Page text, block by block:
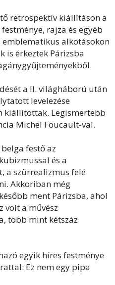
retrospektív kiállításon a
rajza és egyéb
alkotásokon
is érkeztek Párizsba
a II. világháború után
levelezése
kiállítottak. Legismertebb
Michel Foucault-val.
festő az
és a
a szürrealizmus felé
Akkoriban még
ment Párizsba, ahol
volt a művész
több mint kétszáz
egyik híres festménye
Ez nem egy pipa